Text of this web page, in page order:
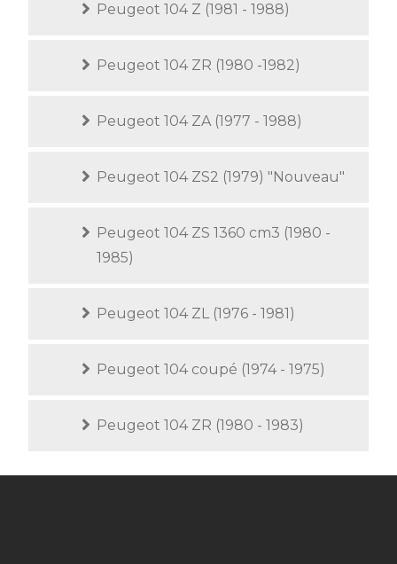
Peugeot 104 Z (1981 - 1988)
Peugeot 104 ZR (1980 -1982)
Peugeot 104 ZA (1977 - 1988)
Peugeot 104 ZS2 (1979) "Nouveau"
Peugeot 104 ZS 1360 cm3 (1980 -
1985)
Peugeot 104 ZL (1976 - 1981)
Peugeot 104 coupé (1974 - 1975)
Peugeot 104 ZR (1980 - 1983)